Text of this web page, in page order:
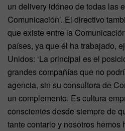
un delivery idóneo de todas las
Comunicación’. El directivo
que existe entre la
países, ya que él ha trabajado,
Unidos: ‘La principal es el
grandes compañías que no
agencia, sin su consultora de
un complemento. Es cultura
conscientes desde siempre de
tante contarlo y nosotros hemos